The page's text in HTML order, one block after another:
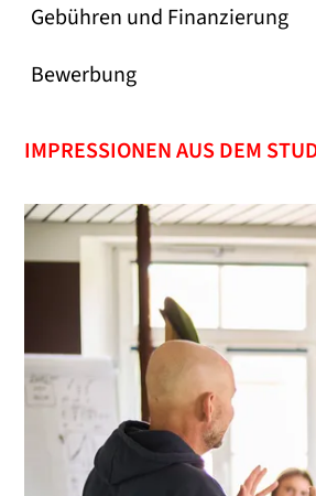
Gebühren und Finanzierung
Bewerbung
IMPRESSIONEN AUS DEM